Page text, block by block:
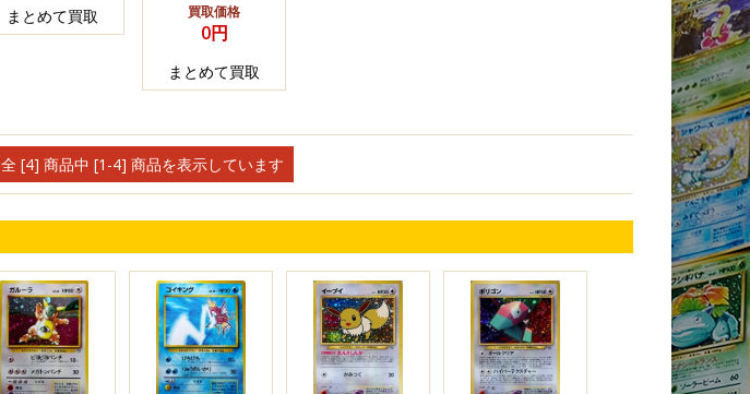
まとめて買取 買取価格
0円
まとめて買取
全 [4] 商品中 [1-4] 商品を表示しています